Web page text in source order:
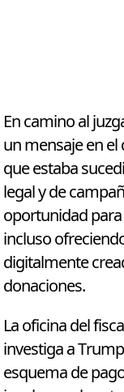
En camino al
un mensaje en
que estaba
legal y de
oportunidad
incluso
digitalmente
donaciones.
La oficina del
investiga a
esquema de